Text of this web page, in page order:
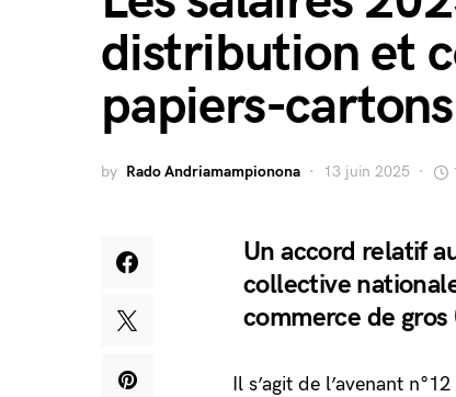
distribution et
papiers-cartons
by Rado Andriamampionona 13 juin 2025
Un accord relatif
collective
commerce de gros
Il s’agit de l’avenant